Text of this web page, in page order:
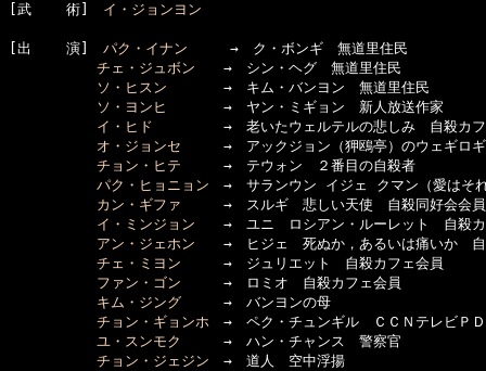
[武    術] イ・ジョンヨン
[出    演] パク・イナン →　ク・ボンギ　無道里住民
チェ・ジュボン →　シン・ヘグ　無道里住民
ソ・ヒスン →　キム・バンヨン　無道里住民
ソ・ヨンヒ
→　ヤン・ミギョン　新人放送作家
イ・ヒド →　老いたウェルテルの悲しみ　自殺カフ
オ・ジョンセ →　アックジョン（狎鴎亭）のウェギロギ
チョン・ヒテ →　テウォン　２番目の自殺者
パク・ヒョニョン →　サランウン イジェ クマン（愛はそ
カン・ギファ →　スルギ　悲しい天使　自殺同好会会員
イ・ミンジョン →　ユニ　ロシアン・ルーレット　自殺カ
アン・ジェホン →　ヒジェ　死ぬか，あるいは痛いか　自
チェ・ミヨン →　ジュリエット　自殺カフェ会員
ファン・ゴン →　ロミオ　自殺カフェ会員
キム・ジング →　バンヨンの母
チョン・ギョンホ →　ペク・チュンギル　ＣＣＮテレビＰＤ
ユ・スンモク
→　ハン・チャンス　警察官
チョン・ジェジン →　道人　空中浮揚